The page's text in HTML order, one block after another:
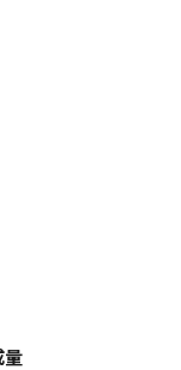
量